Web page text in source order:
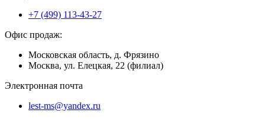
+7 (499) 113-43-27
Офис продаж:
Московская область, д. Фрязино
Москва, ул. Елецкая, 22 (филиал)
Электронная почта
lest-ms@yandex.ru